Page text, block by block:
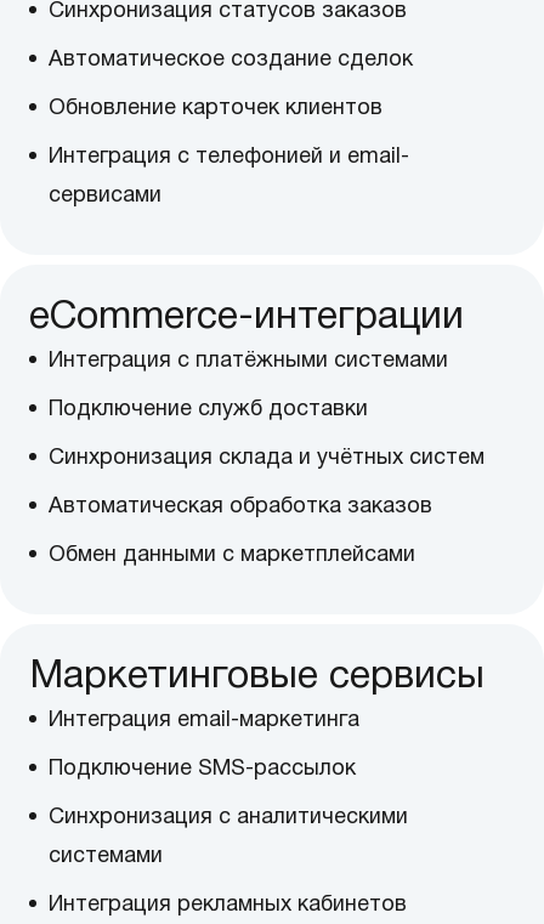
Синхронизация статусов заказов
Автоматическое создание сделок
Обновление карточек клиентов
Интеграция с телефонией и email-
сервисами
eCommerce-интеграции
Интеграция с платёжными системами
Подключение служб доставки
Синхронизация склада и учётных систем
Автоматическая обработка заказов
Обмен данными с маркетплейсами
Маркетинговые сервисы
Интеграция email-маркетинга
Подключение SMS-рассылок
Синхронизация с аналитическими
системами
Интеграция рекламных кабинетов